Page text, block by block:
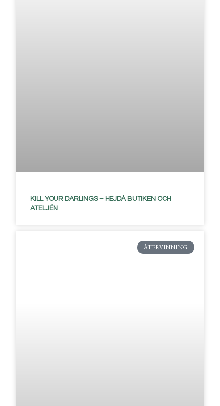
KILL YOUR DARLINGS – HEJDÅ BUTIKEN OCH
ATELJÉN
ÅTERVINNING